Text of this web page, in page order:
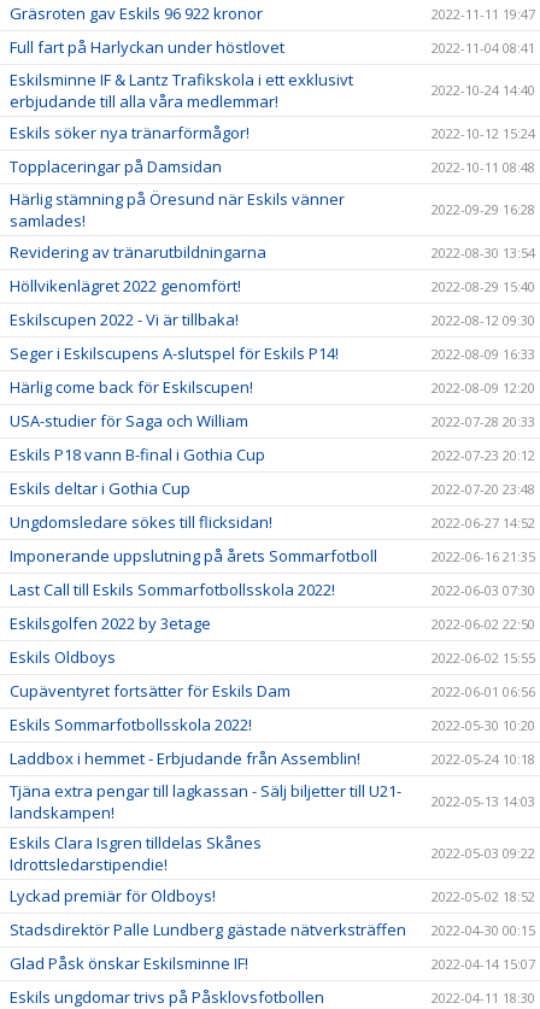
Gräsroten gav Eskils 96 922 kronor 2022-11-11 19:47
Full fart på Harlyckan under höstlovet 2022-11-04 08:41
Eskilsminne IF & Lantz Trafikskola i ett exklusivt
erbjudande till alla våra medlemmar!
2022-10-24 14:40
Eskils söker nya tränarförmågor! 2022-10-12 15:24
Topplaceringar på Damsidan 2022-10-11 08:48
Härlig stämning på Öresund när Eskils vänner
samlades!
2022-09-29 16:28
Revidering av tränarutbildningarna 2022-08-30 13:54
Höllvikenlägret 2022 genomfört! 2022-08-29 15:40
Eskilscupen 2022 - Vi är tillbaka! 2022-08-12 09:30
Seger i Eskilscupens A-slutspel för Eskils P14! 2022-08-09 16:33
Härlig come back för Eskilscupen! 2022-08-09 12:20
USA-studier för Saga och William 2022-07-28 20:33
Eskils P18 vann B-final i Gothia Cup 2022-07-23 20:12
Eskils deltar i Gothia Cup 2022-07-20 23:48
Ungdomsledare sökes till flicksidan! 2022-06-27 14:52
Imponerande uppslutning på årets Sommarfotboll 2022-06-16 21:35
Last Call till Eskils Sommarfotbollsskola 2022! 2022-06-03 07:30
Eskilsgolfen 2022 by 3etage 2022-06-02 22:50
Eskils Oldboys 2022-06-02 15:55
Cupäventyret fortsätter för Eskils Dam 2022-06-01 06:56
Eskils Sommarfotbollsskola 2022! 2022-05-30 10:20
Laddbox i hemmet - Erbjudande från Assemblin! 2022-05-24 10:18
Tjäna extra pengar till lagkassan - Sälj biljetter till U21-
landskampen!
2022-05-13 14:03
Eskils Clara Isgren tilldelas Skånes
Idrottsledarstipendie!
2022-05-03 09:22
Lyckad premiär för Oldboys! 2022-05-02 18:52
Stadsdirektör Palle Lundberg gästade nätverksträffen 2022-04-30 00:15
Glad Påsk önskar Eskilsminne IF! 2022-04-14 15:07
Eskils ungdomar trivs på Påsklovsfotbollen 2022-04-11 18:30